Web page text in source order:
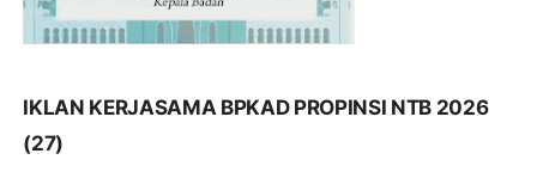
IKLAN KERJASAMA BPKAD PROPINSI NTB 2026
(27)